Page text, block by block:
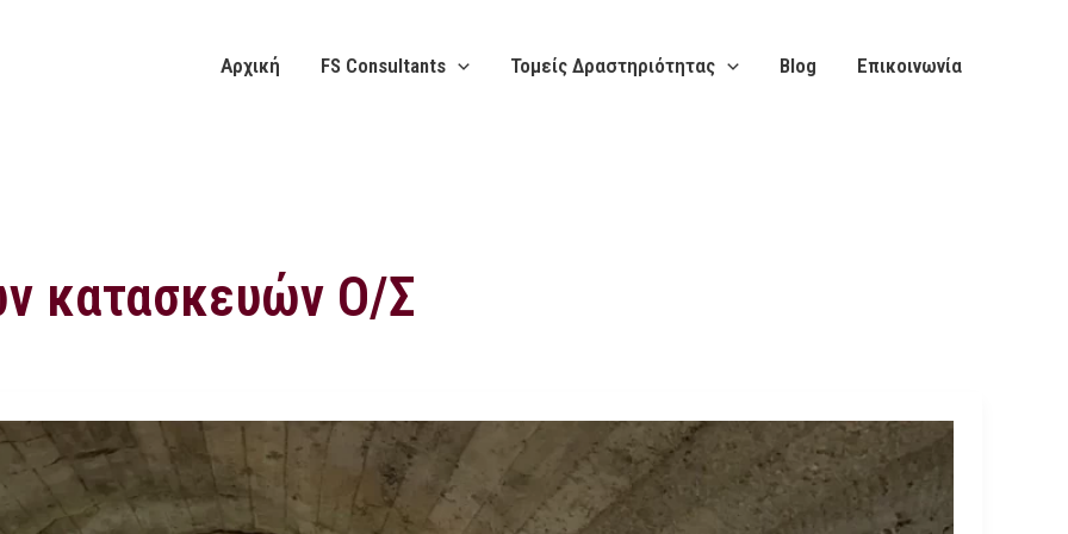
Αρχική FS Consultants Τομείς Δραστηριότητας Blog Επικοινωνία
κατασκευών Ο/Σ